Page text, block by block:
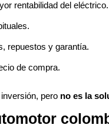
rentabilidad del eléctrico.
repuestos y garantía.
de compra.
pero no es la